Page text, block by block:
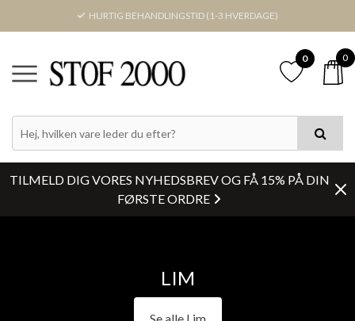
HURTIG BEHANDLINGSTID (1-3 HVERDAGE)
0 0
TILMELD DIG VORES NYHEDSBREV OG FÅ 15% PÅ DIN
FØRSTE ORDRE
LIM
PRIS
FARVE